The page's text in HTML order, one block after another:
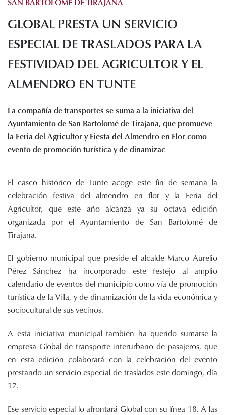
Servicios
Noticias
Recursos
Enlaces de interés
Audiovisuales
Transparencia
Sede electrónica
Contacto
GLOBAL PRESTA UN SERVICIO
ESPECIAL DE TRASLADOS PARA LA
FESTIVIDAD DEL AGRICULTOR Y EL
ALMENDRO EN TUNTE
La compañía de transportes se suma a la iniciativa del
Ayuntamiento de San Bartolomé de Tirajana, que promueve
la Feria del Agricultor y Fiesta del Almendro en Flor como
evento de promoción turística y de dinamizac
El casco histórico de Tunte acoge este fin de semana la
celebración festiva del almendro en flor y la Feria del
Agricultor, que este año alcanza ya su octava edición
organizada por el Ayuntamiento de San Bartolomé de
Tirajana.
El gobierno municipal que preside el alcalde Marco Aurelio
Pérez Sánchez ha incorporado este festejo al amplio
calendario de eventos del municipio como vía de promoción
turística de la Villa, y de dinamización de la vida económica y
sociocultural de sus vecinos.
A esta iniciativa municipal también ha querido sumarse la
empresa Global de transporte interurbano de pasajeros, que
en esta edición colaborará con la celebración del evento
prestando un servicio especial de traslados este domingo, día
17.
Ese servicio especial lo afrontará Global con su línea 18. A las